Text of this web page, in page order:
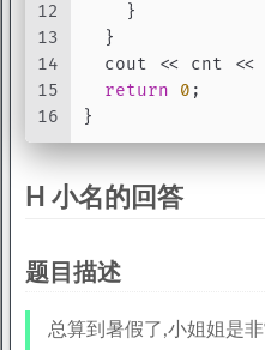
12
13
14
15
16
    }
  }
cout << cnt <<
return
0 ;
}
H 小名的回答
题目描述
总算到暑假了,小姐姐是